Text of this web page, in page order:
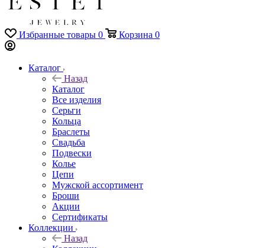
Избранные товары 0 Корзина 0
Каталог
Назад
Каталог
Все изделия
Серьги
Кольца
Браслеты
Свадьба
Подвески
Колье
Цепи
Мужской ассортимент
Броши
Акции
Сертификаты
Коллекции
Назад